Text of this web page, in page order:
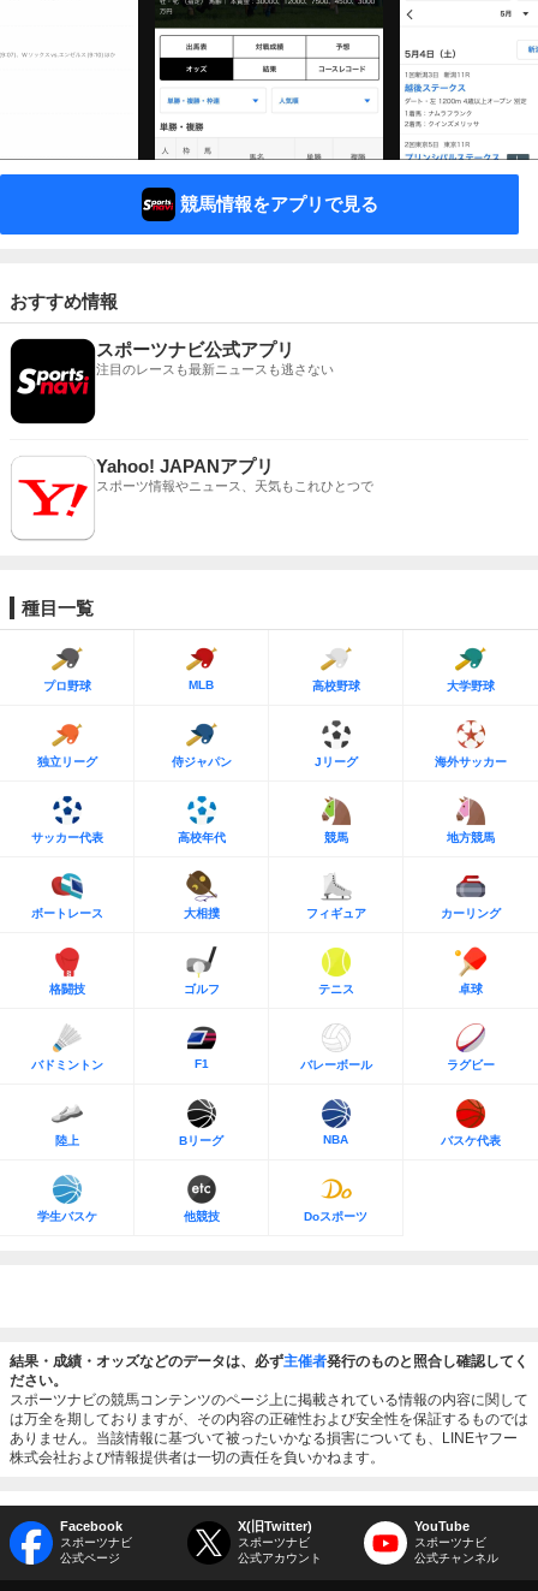
競馬情報をアプリで見る
おすすめ情報
スポーツナビ公式アプリ
注目のレースも最新ニュースも逃さない
Yahoo! JAPANアプリ
スポーツ情報やニュース、天気もこれひとつで
種目一覧
プロ野球 MLB 高校野球 大学野球
独立リーグ 侍ジャパン Jリーグ 海外サッカー
サッカー代表 高校年代 競馬 地方競馬
ボートレース 大相撲 フィギュア カーリング
格闘技 ゴルフ テニス 卓球
バドミントン F1 バレーボール ラグビー
陸上 Bリーグ NBA バスケ代表
学生バスケ 他競技 Doスポーツ
結果・成績・オッズなどのデータは、必ず主催者発行のものと照合し確認してく
ださい。
スポーツナビの競馬コンテンツのページ上に掲載されている情報の内容に関して
は万全を期しておりますが、その内容の正確性および安全性を保証するものでは
ありません。当該情報に基づいて被ったいかなる損害についても、LINEヤフー
株式会社および情報提供者は一切の責任を負いかねます。
Facebook
スポーツナビ
公式ページ
X(旧Twitter)
スポーツナビ
公式アカウント
YouTube
スポーツナビ
公式チャンネル